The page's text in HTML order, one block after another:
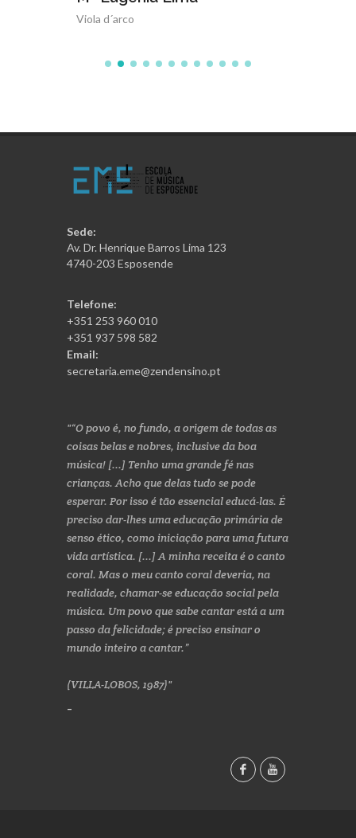
Viola d´arco
Sede:
Av. Dr. Henrique Barros Lima 123
4740-203 Esposende
Telefone:
+351 253 960 010
+351 937 598 582
Email:
secretaria.eme@zendensino.pt
“O povo é, no fundo, a origem de todas as
coisas belas e nobres, inclusive da boa
música! [...] Tenho uma grande fé nas
crianças. Acho que delas tudo se pode
esperar. Por isso é tão essencial educá-las. É
preciso dar-lhes uma educação primária de
senso ético, como iniciação para uma futura
vida artística. [...] A minha receita é o canto
coral. Mas o meu canto coral deveria, na
realidade, chamar-se educação social pela
música. Um povo que sabe cantar está a um
passo da felicidade; é preciso ensinar o
mundo inteiro a cantar.”
(VILLA-LOBOS, 1987)